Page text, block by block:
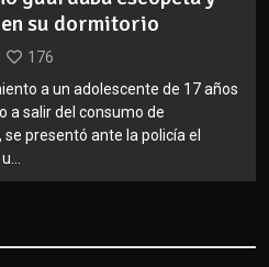
su dormitorio
176
a un adolescente de 17 años
a salir del consumo de
presentó ante la policía el